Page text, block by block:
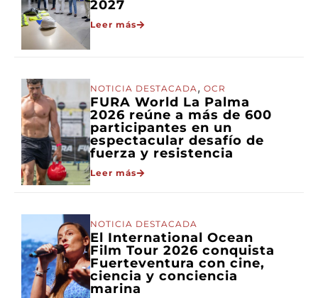
2027
Leer más
NOTICIA DESTACADA, OCR
FURA World La Palma
2026 reúne a más de 600
participantes en un
espectacular desafío de
fuerza y resistencia
Leer más
NOTICIA DESTACADA
El International Ocean
Film Tour 2026 conquista
Fuerteventura con cine,
ciencia y conciencia
marina